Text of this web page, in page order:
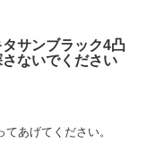
タサンブラック4凸
ないでください
あげてください。